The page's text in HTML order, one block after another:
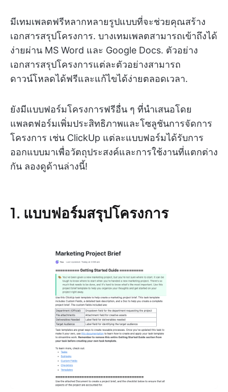
มีเทมเพลตฟรีหลากหลายรูปแบบที่จะช่วยคุณสร้าง
เอกสารสรุปโครงการ. บางเทมเพลตสามารถเข้าถึงได้
ง่ายผ่าน MS Word และ Google Docs. ตัวอย่าง
เอกสารสรุปโครงการแต่ละตัวอย่างสามารถ
ดาวน์โหลดได้ฟรีและแก้ไขได้ง่ายตลอดเวลา.
ยังมีแบบฟอร์มโครงการฟรีอื่น ๆ ที่นำเสนอโดย
แพลตฟอร์มเพิ่มประสิทธิภาพและโซลูชันการจัดการ
โครงการ เช่น ClickUp แต่ละแบบฟอร์มได้รับการ
ออกแบบมาเพื่อวัตถุประสงค์และการใช้งานที่แตกต่าง
กัน ลองดูด้านล่างนี้!
1. แบบฟอร์มสรุปโครงการ